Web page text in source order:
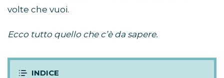
volte che vuoi.
Ecco tutto quello che c’è da sapere.